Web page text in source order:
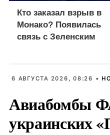
Кто заказал взрыв в
Монако? Появилась
связь с Зеленским
6 АВГУСТА 2026, 08:26 •
Авиабомбы
украинских